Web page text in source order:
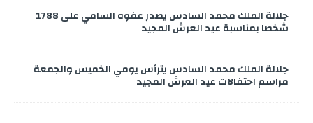
جلالة الملك محمد السادس يصدر عفوه السامي على 1788
شخصا بمناسبة عيد العرش المجيد
جلالة الملك محمد السادس يترأس يومي الخميس والجمعة
مراسم احتفالات عيد العرش المجيد